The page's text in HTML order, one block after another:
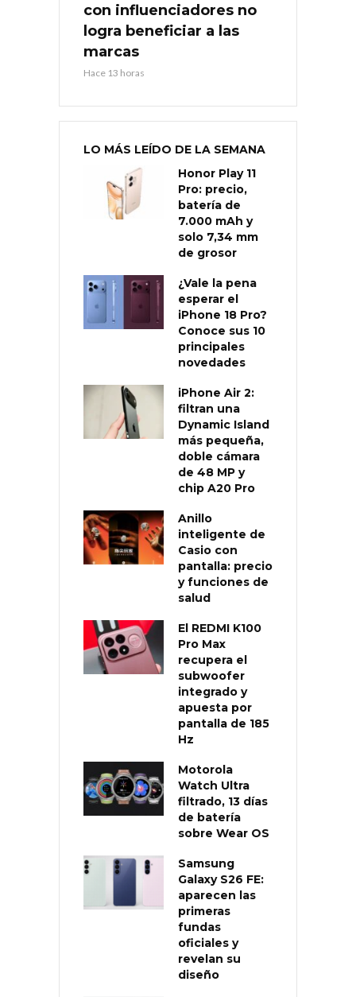
con influenciadores no
logra beneficiar a las
marcas
Hace 13 horas
LO MÁS LEÍDO DE LA SEMANA
Honor Play 11
Pro: precio,
batería de
7.000 mAh y
solo 7,34 mm
de grosor
¿Vale la pena
esperar el
iPhone 18 Pro?
Conoce sus 10
principales
novedades
iPhone Air 2:
filtran una
Dynamic Island
más pequeña,
doble cámara
de 48 MP y
chip A20 Pro
Anillo
inteligente de
Casio con
pantalla: precio
y funciones de
salud
El REDMI K100
Pro Max
recupera el
subwoofer
integrado y
apuesta por
pantalla de 185
Hz
Motorola
Watch Ultra
filtrado, 13 días
de batería
sobre Wear OS
Samsung
Galaxy S26 FE:
aparecen las
primeras
fundas
oficiales y
revelan su
diseño